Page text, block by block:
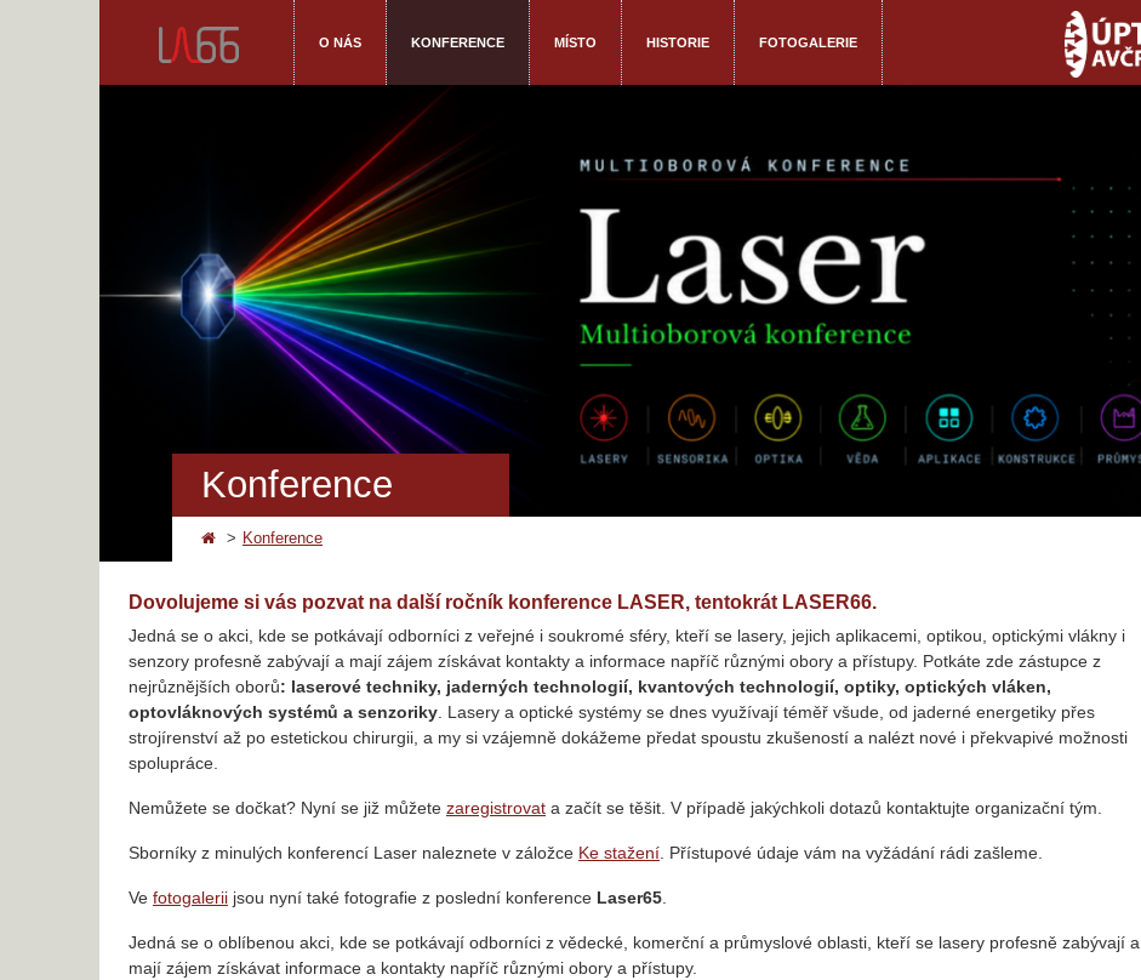
O NÁS KONFERENCE MÍSTO HISTORIE FOTOGALERIE
Konference
Konference
Dovolujeme si vás pozvat na další ročník konference LASER, tentokrát LASER66.
Jedná se o akci, kde se potkávají odborníci z veřejné i soukromé sféry, kteří se lasery, jejich aplikacemi, optikou, optickými vlákny i
senzory profesně zabývají a mají zájem získávat kontakty a informace napříč různými obory a přístupy. Potkáte zde zástupce z
nejrůznějších oborů: laserové techniky, jaderných technologií, kvantových technologií, optiky, optických vláken,
optovláknových systémů a senzoriky. Lasery a optické systémy se dnes využívají téměř všude, od jaderné energetiky přes
strojírenství až po estetickou chirurgii, a my si vzájemně dokážeme předat spoustu zkušeností a nalézt nové i překvapivé možnosti
spolupráce.
Nemůžete se dočkat? Nyní se již můžete zaregistrovat a začít se těšit. V případě jakýchkoli dotazů kontaktujte organizační tým.
Sborníky z minulých konferencí Laser naleznete v záložce Ke stažení. Přístupové údaje vám na vyžádání rádi zašleme.
Ve fotogalerii jsou nyní také fotografie z poslední konference Laser65.
Jedná se o oblíbenou akci, kde se potkávají odborníci z vědecké, komerční a průmyslové oblasti, kteří se lasery profesně zabývají a
mají zájem získávat informace a kontakty napříč různými obory a přístupy.